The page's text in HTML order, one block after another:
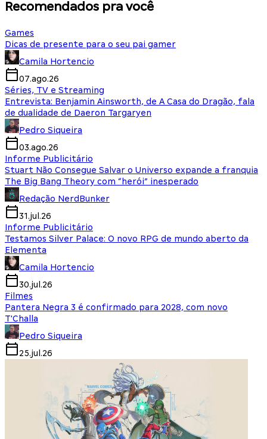
Recomendados pra você
Games
Dicas de presente para o seu pai gamer
Camila Hortencio
07.ago.26
Séries, TV e Streaming
Entrevista: Benjamin Ainsworth, de A Casa do Dragão, fala
de dualidade de Daeron Targaryen
Pedro Siqueira
03.ago.26
Informe Publicitário
Stuart Não Consegue Salvar o Universo expande a franquia
The Big Bang Theory com “herói” inesperado
Redação NerdBunker
31.jul.26
Informe Publicitário
Testamos Silver Palace: O novo RPG de mundo aberto da
Elementa
Camila Hortencio
30.jul.26
Filmes
Pantera Negra 3 é confirmado para 2028, com novo
T'Challa
Pedro Siqueira
25.jul.26